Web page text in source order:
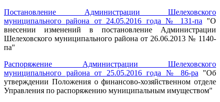
Постановление Администрации Шелеховского
муниципального района от 24.05.2016 года № 131-па "О
внесении изменений в постановление Администрации
Шелеховского муниципального района от 26.06.2013 № 1140-
па"
Распоряжение Администрации Шелеховского
муниципального района от 25.05.2016 года № 86-ра "Об
утверждении Положения о финансово-хозяйственном отделе
Управления по распоряжению муниципальным имуществом"